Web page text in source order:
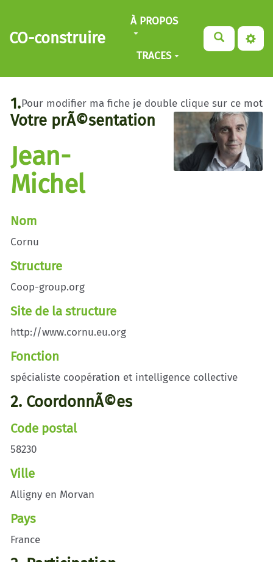
Aller au contenu principal
CO-construire
À PROPOS
TRACES
Pour modifier ma fiche je double clique sur ce mot
1.
Votre prÃ©sentation
Jean-
Michel
Nom
Cornu
Structure
Coop-group.org
Site de la structure
http://www.cornu.eu.org
Fonction
spécialiste coopération et intelligence collective
2. CoordonnÃ©es
Code postal
58230
Ville
Alligny en Morvan
Pays
France